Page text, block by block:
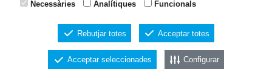
Necessàries Analítiques Funcionals
Rebutjar totes Acceptar totes
Acceptar seleccionades Configurar